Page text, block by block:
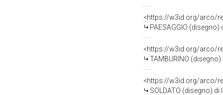
<https://w3id.org/arco/
PAESAGGIO
<https://w3id.org/arco/
TAMBURINO
<https://w3id.org/arco/
SOLDATO (disegno)